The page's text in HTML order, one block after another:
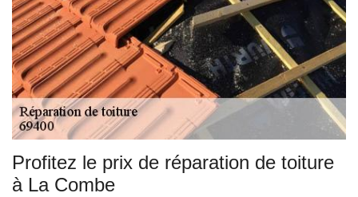
Profitez le prix de réparation de toiture
à La Combe